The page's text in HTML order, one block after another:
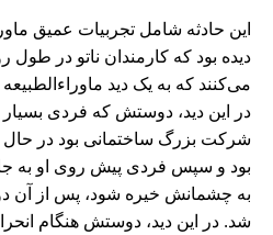
این حادثه شامل تجربیات عمیق
دیده بود که کارمندان ناتو در
می‌کنند که به یک دید
در این دید، دوستش که فردی
شرکت بزرگ ساختمانی بود در حال
بود و سپس فردی پیش روی او به
به چشمانش خیره شود، پس از آن
شد. در این دید، دوستش هنگام